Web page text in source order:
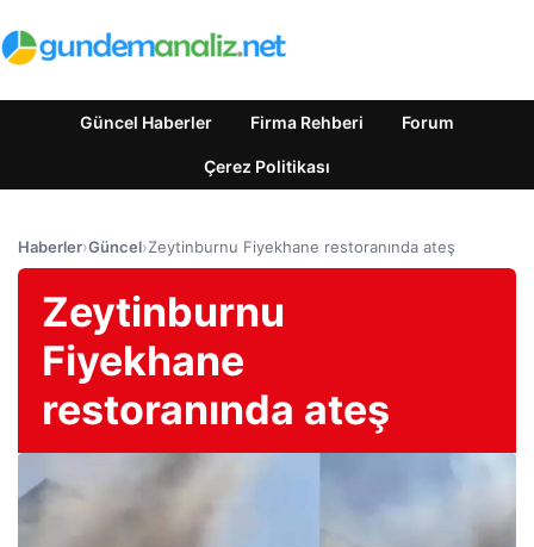
Güncel Haberler Firma Rehberi Forum
Çerez Politikası
Haberler›Güncel›Zeytinburnu Fiyekhane restoranında ateş
Zeytinburnu
Fiyekhane
restoranında ateş